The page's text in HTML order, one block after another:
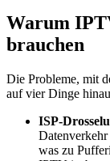
Warum
brauchen
Die Probleme, mit
auf vier Dinge
ISP-
was zu